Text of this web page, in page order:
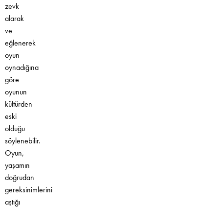
zevk
alarak
ve
eğlenerek
oyun
oynadığına
göre
oyunun
kültürden
eski
olduğu
söylenebilir.
Oyun,
yaşamın
doğrudan
gereksinimlerini
aştığı